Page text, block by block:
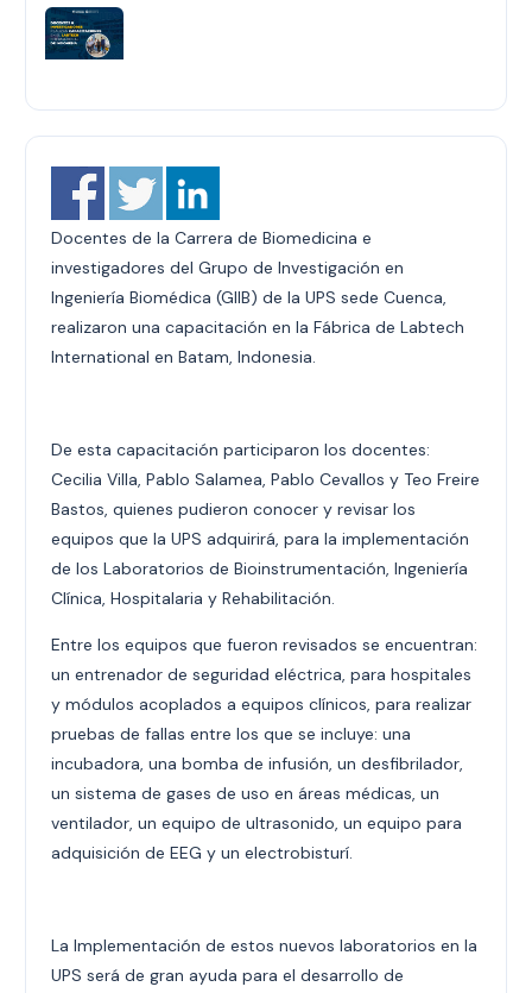
Docentes de la Carrera de Biomedicina e
investigadores del Grupo de Investigación en
Ingeniería Biomédica (GIIB) de la UPS sede Cuenca,
realizaron una capacitación en la Fábrica de Labtech
International en Batam, Indonesia.
De esta capacitación participaron los docentes:
Cecilia Villa, Pablo Salamea, Pablo Cevallos y Teo Freire
Bastos, quienes pudieron conocer y revisar los
equipos que la UPS adquirirá, para la implementación
de los Laboratorios de Bioinstrumentación, Ingeniería
Clínica, Hospitalaria y Rehabilitación.
Entre los equipos que fueron revisados se encuentran:
un entrenador de seguridad eléctrica, para hospitales
y módulos acoplados a equipos clínicos, para realizar
pruebas de fallas entre los que se incluye: una
incubadora, una bomba de infusión, un desfibrilador,
un sistema de gases de uso en áreas médicas, un
ventilador, un equipo de ultrasonido, un equipo para
adquisición de EEG y un electrobisturí.
La Implementación de estos nuevos laboratorios en la
UPS será de gran ayuda para el desarrollo de